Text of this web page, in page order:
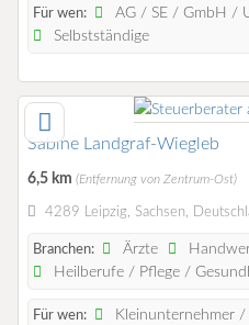
Für wen: AG / SE / GmbH /
Selbstständige
Sabine Landgraf-Wiegleb
6,5 km (Entfernung von Zentrum-Ost)
4289 Leipzig, Sachsen,
Branchen: Ärzte
Heilberufe / Pflege /
Für wen:
Kleinunternehmer